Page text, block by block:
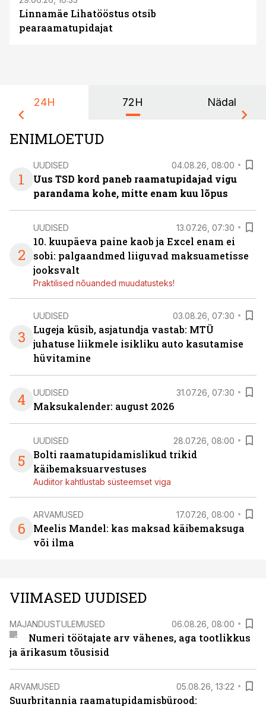
Linnamäe Lihatööstus otsib
pearaamatupidajat
24H 72H Nädal
ENIMLOETUD
1
UUDISED 04.08.26, 08:00
Uus TSD kord paneb raamatupidajad vigu
parandama kohe, mitte enam kuu lõpus
2
UUDISED 13.07.26, 07:30
10. kuupäeva paine kaob ja Excel enam ei
sobi: palgaandmed liiguvad maksuametisse
jooksvalt
Praktilised nõuanded muudatusteks!
3
UUDISED 03.08.26, 07:30
Lugeja küsib, asjatundja vastab: MTÜ
juhatuse liikmele isikliku auto kasutamise
hüvitamine
4 UUDISED 31.07.26, 07:30
Maksukalender: august 2026
5
UUDISED 28.07.26, 08:00
Bolti raamatupidamislikud trikid
käibemaksuarvestuses
Audiitor kahtlustab süsteemset viga
6
ARVAMUSED 17.07.26, 08:00
Meelis Mandel: kas maksad käibemaksuga
või ilma
VIIMASED UUDISED
MAJANDUSTULEMUSED 06.08.26, 08:00
Numeri töötajate arv vähenes, aga tootlikkus
ja ärikasum tõusisid
ARVAMUSED 05.08.26, 13:22
Suurbritannia raamatupidamisbürood: